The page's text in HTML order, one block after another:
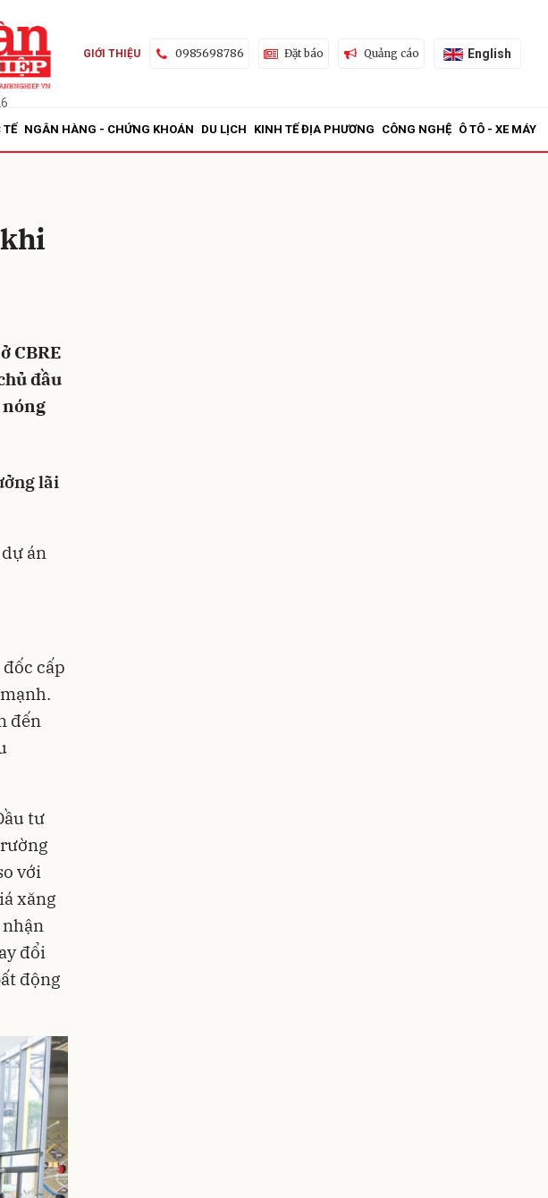
GIỚI THIỆU 0985698786 Đặt báo Quảng cáo English
TẾ NGÂN HÀNG - CHỨNG KHOÁN DU LỊCH KINH TẾ ĐỊA PHƯƠNG CÔNG NGHỆ Ô TÔ - XE MÁY
CBRE
đầu
nóng
lãi
án
cấp
đến
tư
với
xăng
đổi
động